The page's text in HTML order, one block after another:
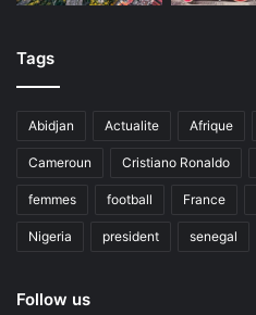
Tags
Abidjan Actualite Afrique
Cameroun Cristiano Ronaldo
femmes football France
Nigeria president senegal
Follow us